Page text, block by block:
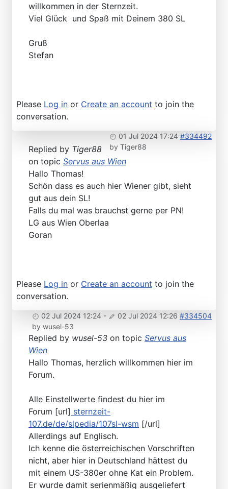
willkommen in der Sternzeit.
Viel Glück und Spaß mit Deinem 380 SL
Gruß
Stefan
Please Log in or Create an account to join the
conversation.
01 Jul 2024 17:24 #334492
by Tiger88
Replied by Tiger88
on topic Servus aus Wien
Hallo Thomas!
Schön dass es auch hier Wiener gibt, sieht
gut aus dein SL!
Falls du mal was brauchst gerne per PN!
LG aus Wien Oberlaa
Goran
Please Log in or Create an account to join the
conversation.
02 Jul 2024 12:24 - 02 Jul 2024 12:26 #334504
by wusel-53
Replied by wusel-53 on topic Servus aus
Wien
Hallo Thomas, herzlich willkommen hier im
Forum.
Alle Einstellwerte findest du hier im
Forum [url] sternzeit-
107.de/de/slpedia/107sl-wsm [/url]
Allerdings auf Englisch.
Ich kenne die österreichischen Vorschriften
nicht, aber hier in Deutschland hättest du
mit einem US-380er ohne Kat ein Problem.
Er wurde damit serienmäßig ausgeliefert